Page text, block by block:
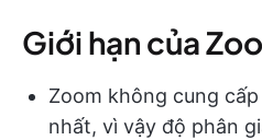
Giới hạn của
Zoom không cung
nhất, vì vậy độ phân